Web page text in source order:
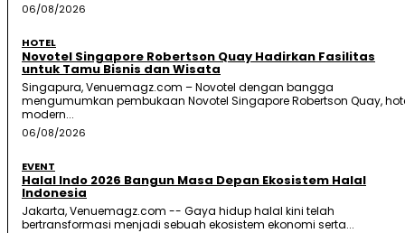
06/08/2026
HOTEL
Novotel Singapore Robertson Quay Hadirkan Fasilitas
untuk Tamu Bisnis dan Wisata
Singapura, Venuemagz.com – Novotel dengan bangga
mengumumkan pembukaan Novotel Singapore Robertson Quay,
modern...
06/08/2026
EVENT
Halal Indo 2026 Bangun Masa Depan Ekosistem Halal
Indonesia
Jakarta, Venuemagz.com -- Gaya hidup halal kini telah
bertransformasi menjadi sebuah ekosistem ekonomi serta...